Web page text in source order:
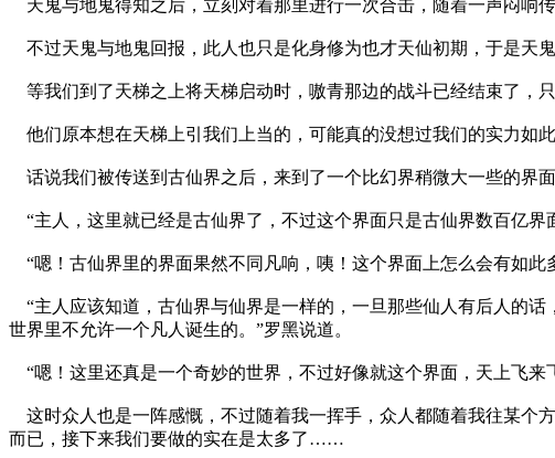
天鬼与地鬼得知之后，立刻对着那里进行一次合击，随着一声闷响
不过天鬼与地鬼回报，此人也只是化身修为也才天仙初期，于是天
等我们到了天梯之上将天梯启动时，嗷青那边的战斗已经结束了，
他们原本想在天梯上引我们上当的，可能真的没想过我们的实力如
话说我们被传送到古仙界之后，来到了一个比幻界稍微大一些的界
“主人，这里就已经是古仙界了，不过这个界面只是古仙界数百亿界
“嗯！古仙界里的界面果然不同凡响，咦！这个界面上怎么会有如此
“主人应该知道，古仙界与仙界是一样的，一旦那些仙人有后人的
世界里不允许一个凡人诞生的。”罗黑说道。
“嗯！这里还真是一个奇妙的世界，不过好像就这个界面，天上飞来
这时众人也是一阵感慨，不过随着我一挥手，众人都随着我往某个
而已，接下来我们要做的实在是太多了……